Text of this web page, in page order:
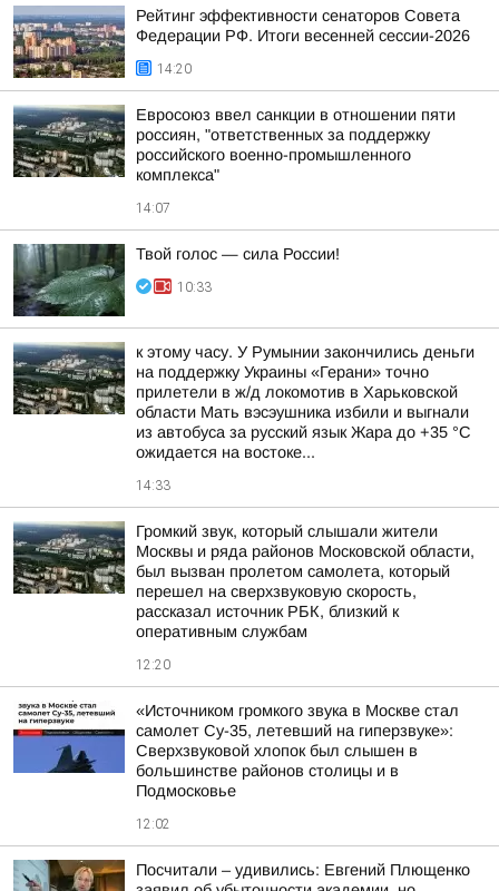
Рейтинг эффективности сенаторов Совета
Федерации РФ. Итоги весенней сессии-2026
14:20
Евросоюз ввел санкции в отношении пяти
россиян, "ответственных за поддержку
российского военно-промышленного
комплекса"
14:07
Твой голос — сила России!
10:33
к этому часу. У Румынии закончились деньги
на поддержку Украины «Герани» точно
прилетели в ж/д локомотив в Харьковской
области Мать вэсэушника избили и выгнали
из автобуса за русский язык Жара до +35 °С
ожидается на востоке...
14:33
Громкий звук, который слышали жители
Москвы и ряда районов Московской области,
был вызван пролетом самолета, который
перешел на сверхзвуковую скорость,
рассказал источник РБК, близкий к
оперативным службам
12:20
«Источником громкого звука в Москве стал
самолет Су-35, летевший на гиперзвуке»:
Сверхзвуковой хлопок был слышен в
большинстве районов столицы и в
Подмосковье
12:02
Посчитали – удивились: Евгений Плющенко